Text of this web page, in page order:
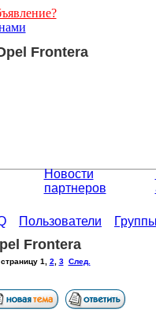
Frontera
Новости
партнеров
Пользователи
Frontera
1 2 3 След.